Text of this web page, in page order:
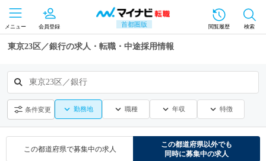
首都圏版
メニュー 会員登録 閲覧履歴 検索
東京23区／銀行の求人・転職・中途採用情報
東京23区／銀行
条件変更 勤務地 職種 年収 特徴
この都道府県で募集中の求人
この都道府県以外でも
同時に募集中の求人